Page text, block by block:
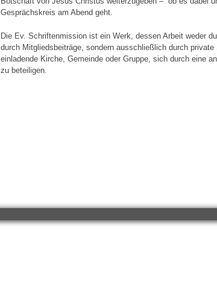
Gesprächskreis am Abend geht.
Die Ev. Schriftenmission ist ein Werk, dessen Arbeit weder
durch Mitgliedsbeiträge, sondern ausschließlich durch
einladende Kirche, Gemeinde oder Gruppe, sich durch eine
zu beteiligen.